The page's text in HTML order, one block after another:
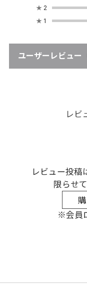
★ 2
★ 1
ユーザーレビュー
レビ
レビュー投稿
限らせ
※会員